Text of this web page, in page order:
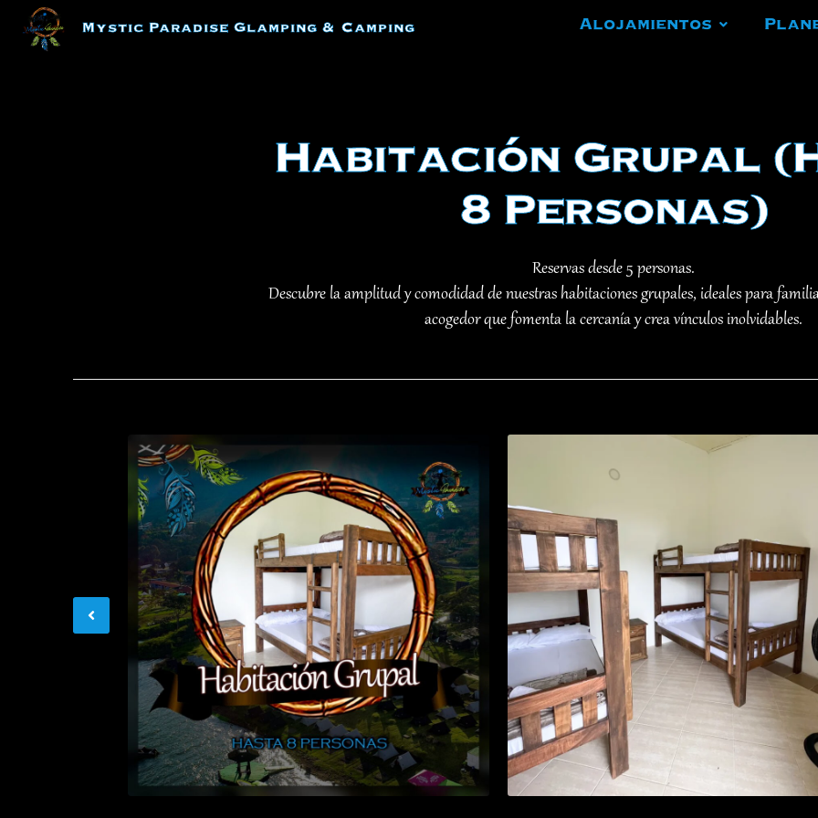
Skip
to
content
Mystic Paradise Glamping & Camping Alojamientos
Habitación Grupal
8 Personas)
Reservas desde 5 personas.
Descubre la amplitud y comodidad de nuestras habitaciones grupales, ideales para
acogedor que fomenta la cercanía y crea vínculos inolvidables.
Previous